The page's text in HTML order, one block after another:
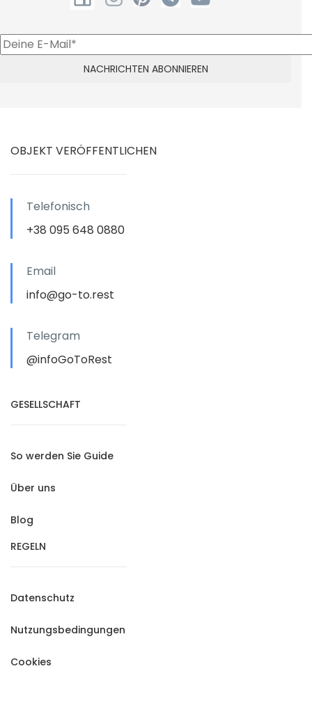
OBJEKT VERÖFFENTLICHEN
Telefonisch
+38 095 648 0880
Email
info@go-to.rest
Telegram
@infoGoToRest
GESELLSCHAFT
So werden Sie Guide
Über uns
Blog
REGELN
Datenschutz
Nutzungsbedingungen
Cookies